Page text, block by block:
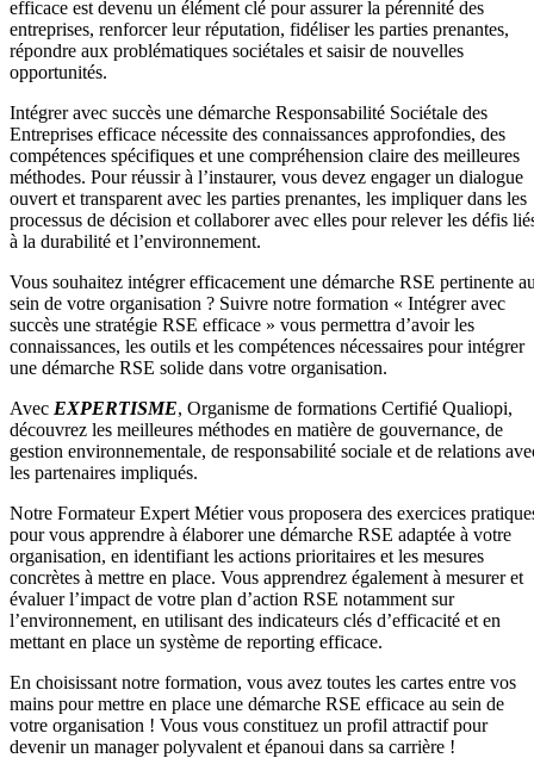
efficace est devenu un élément clé pour assurer la pérennité des
entreprises, renforcer leur réputation, fidéliser les parties prenantes,
répondre aux problématiques sociétales et saisir de nouvelles
opportunités.
Intégrer avec succès une démarche Responsabilité Sociétale des
Entreprises efficace nécessite des connaissances approfondies, des
compétences spécifiques et une compréhension claire des meilleures
méthodes. Pour réussir à l’instaurer, vous devez engager un dialogue
ouvert et transparent avec les parties prenantes, les impliquer dans les
processus de décision et collaborer avec elles pour relever les défis
à la durabilité et l’environnement.
Vous souhaitez intégrer efficacement une démarche RSE pertinente
sein de votre organisation ? Suivre notre formation « Intégrer avec
succès une stratégie RSE efficace » vous permettra d’avoir les
connaissances, les outils et les compétences nécessaires pour intégrer
une démarche RSE solide dans votre organisation.
Avec EXPERTISME, Organisme de formations Certifié Qualiopi,
découvrez les meilleures méthodes en matière de gouvernance, de
gestion environnementale, de responsabilité sociale et de relations
les partenaires impliqués.
Notre Formateur Expert Métier vous proposera des exercices
pour vous apprendre à élaborer une démarche RSE adaptée à votre
organisation, en identifiant les actions prioritaires et les mesures
concrètes à mettre en place. Vous apprendrez également à mesurer et
évaluer l’impact de votre plan d’action RSE notamment sur
l’environnement, en utilisant des indicateurs clés d’efficacité et en
mettant en place un système de reporting efficace.
En choisissant notre formation, vous avez toutes les cartes entre vos
mains pour mettre en place une démarche RSE efficace au sein de
votre organisation ! Vous vous constituez un profil attractif pour
devenir un manager polyvalent et épanoui dans sa carrière !